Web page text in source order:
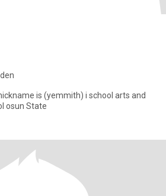
is (yemmith) i school arts and
osun State